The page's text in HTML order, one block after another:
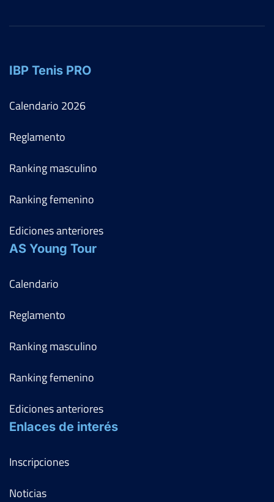
IBP Tenis PRO
Calendario 2026
Reglamento
Ranking masculino
Ranking femenino
Ediciones anteriores
AS Young Tour
Calendario
Reglamento
Ranking masculino
Ranking femenino
Ediciones anteriores
Enlaces de interés
Inscripciones
Noticias